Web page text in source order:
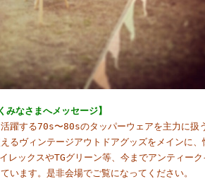
なさまへメッセージ】
躍する70s〜80sのタッパーウェアを主力に扱
るヴィンテージアウトドアグッズをメインに
ックスやTGグリーン等、今までアンティー
います。是非会場でご覧になってください。